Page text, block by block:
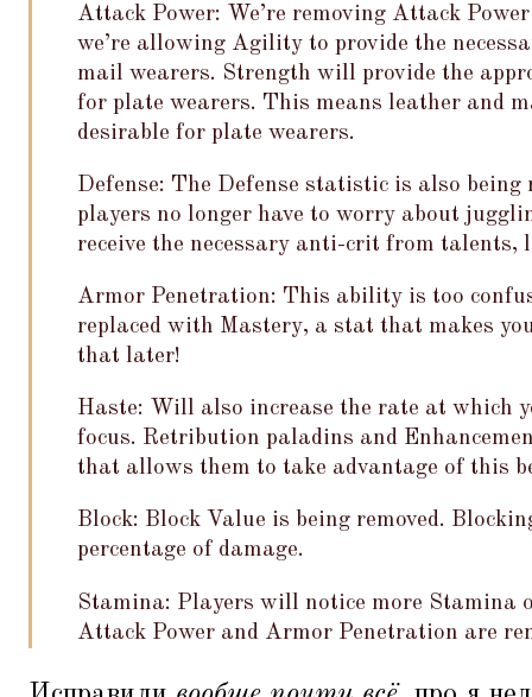
Attack Power: We’re removing Attack
we’re allowing Agility to provide the
mail wearers. Strength will provide the
for plate wearers. This means leather and
desirable for plate wearers.
Defense: The Defense statistic is also
players no longer have to worry about
receive the necessary anti-crit from
Armor Penetration: This ability is too
replaced with Mastery, a stat that makes
that later!
Haste: Will also increase the rate at which
focus. Retribution paladins and
that allows them to take advantage of this
Block: Block Value is being removed.
percentage of damage.
Stamina: Players will notice more Stamina
Attack Power and Armor Penetration are